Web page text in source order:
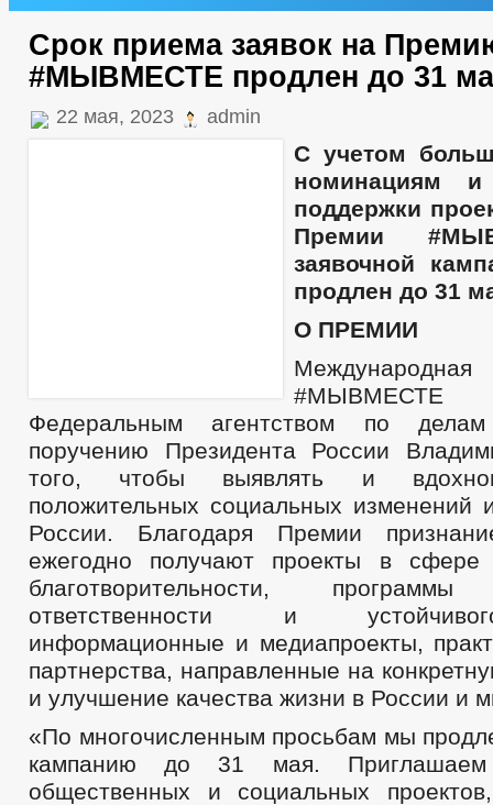
Cрок приема заявок на
#МЫВМЕСТЕ продлен до 31
22 мая, 2023 admin
С учетом
номинациям и
поддержки
Премии
заявочной
продлен до 31
О ПРЕМИИ
#МЫВМЕСТЕ
Федеральным агентством по
поручению Президента России
того, чтобы выявлять и
положительных социальных изменений
России. Благодаря Премии
ежегодно получают проекты в сфере
благотворительности, программы
ответственности и
информационные и медиапроекты,
партнерства, направленные на
и улучшение качества жизни в России и
«По многочисленным просьбам мы
кампанию до 31 мая. Приглашаем
общественных и социальных